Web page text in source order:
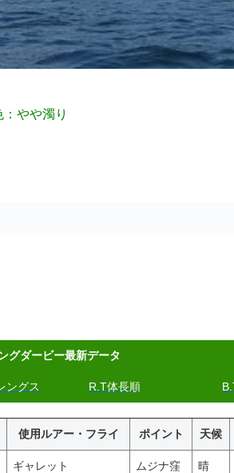
やや濁り
グダービー最新データ
ングス R.T体長順
使用ルアー・フライ ポイント 天候
ギャレット ムジナ窪 晴